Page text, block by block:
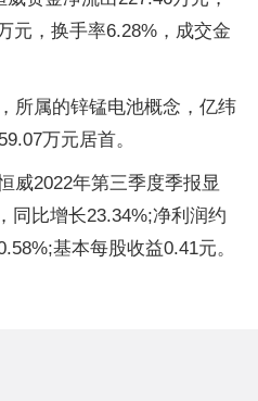
元，换手率6.28%，成交金
所属的锌锰电池概念，亿纬
万元居首。
威2022年第三季度季报显
同比增长23.34%;净利润约
基本每股收益0.41元。